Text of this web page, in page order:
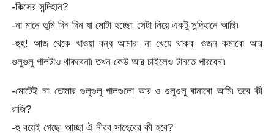
-কিসের সন্দিহান?
-না মানে তুমি দিন দিন যা মোটা হচ্ছো৷ সেটা নিয়ে একটু সন্দিহানে আছি৷
-হুহ! আজ থেকে খাওয়া বন্ধ আমার৷ না খেয়ে থাকব৷ ওজন কমাবো আর
গুলুগুলু গালটাও থাকবেনা৷ তখন কেউ আর চাইলেও টানতে পারবেনা৷
-মোটেই না৷ তোমার গুলুগুলু গালগুলো আর ও গুলুগুলু বানাবো আমি৷ তবে কী
রাজি?
-হু বয়েই গেছে৷ আচ্ছা ঐ নীরব সাহেবের কী হবে?